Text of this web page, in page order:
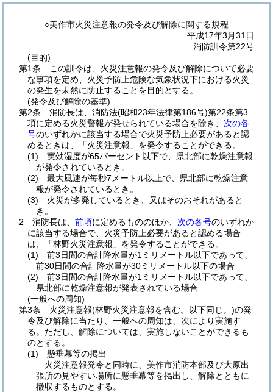
○美作市火災注意報の発令及び解除に関する規程
平成17年3月31日
消防訓令第22号
(目的)
第1条
この訓令は、火災注意報の発令及び解除について必要
な事項を定め、火災予防上危険な気象状況下における火災
の発生を未然に防止することを目的とする。
(発令及び解除の基準)
第2条
消防長は、消防法(昭和23年法律第186号)第22条第3
項に定める火災警報が発せられている場合を除き、 次の各
号のいずれかに該当する場合で火災予防上必要があると認
めるときは、「火災注意報」を発令することができる。
(1)
実効湿度が65パーセント以下で、県北部に乾燥注意報
が発令されているとき。
(2)
最大風速が毎秒7メートル以上で、県北部に乾燥注意
報が発令されているとき。
(3)
火災が多発しているとき、又はそのおそれがあると
き。
2
消防長は、 前項に定めるもののほか、 次の各号のいずれか
に該当する場合で、火災予防上必要があると認める場合
は、「林野火災注意報」を発令することができる。
(1)
前3日間の合計降水量が1ミリメートル以下であって、
前30日間の合計降水量が30ミリメートル以下の場合
(2)
前3日間の合計降水量が1ミリメートル以下であって、
県北部に乾燥注意報が発表されている場合
(一般への周知)
第3条
火災注意報(林野火災注意報を含む。以下同じ。)の発
令及び解除に当たり、一般への周知は、次により実施す
る。 ただし、解除については、実施しないことができるも
のとする。
(1)
懸垂幕等の掲出
火災注意報発令と同時に、美作市消防本部及び大原出
張所の見やすい場所に懸垂幕等を掲出し、解除とともに
撤収するものとする。